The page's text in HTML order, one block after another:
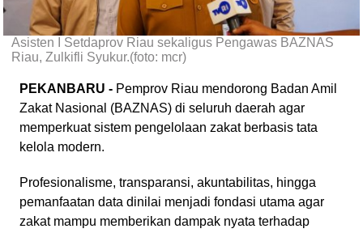
Asisten I Setdaprov Riau sekaligus Pengawas BAZNAS
Riau, Zulkifli Syukur.(foto: mcr)
PEKANBARU - Pemprov Riau mendorong Badan Amil
Zakat Nasional (BAZNAS) di seluruh daerah agar
memperkuat sistem pengelolaan zakat berbasis tata
kelola modern.
Profesionalisme, transparansi, akuntabilitas, hingga
pemanfaatan data dinilai menjadi fondasi utama agar
zakat mampu memberikan dampak nyata terhadap